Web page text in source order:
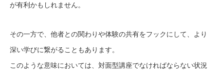
が有利かもしれません。
その一方で、他者との関わりや体験の共有をフックにして、より
深い学びに繋がることもあります。
このような意味においては、対面型講座でなければならない状況